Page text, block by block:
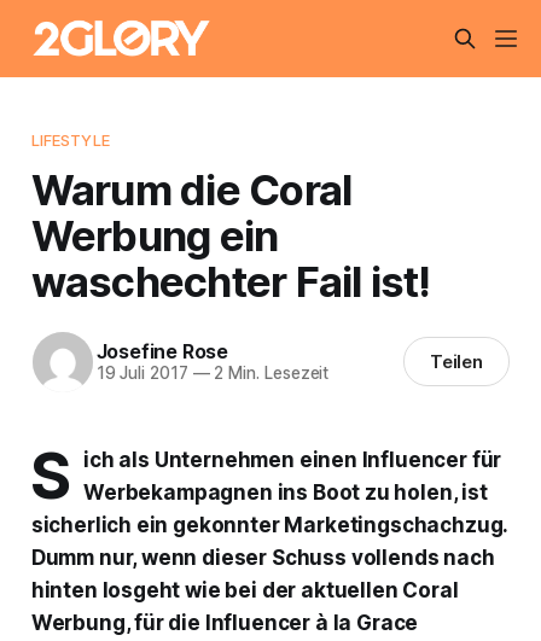
LIFESTYLE
Warum die Coral
Werbung ein
waschechter Fail ist!
Josefine Rose
19 Juli 2017 —2 Min. Lesezeit Teilen
S
ich als Unternehmen einen Influencer für
Werbekampagnen ins Boot zu holen, ist
sicherlich ein gekonnter Marketingschachzug.
Dumm nur, wenn dieser Schuss vollends nach
hinten losgeht wie bei der aktuellen Coral
Werbung, für die Influencer à la Grace